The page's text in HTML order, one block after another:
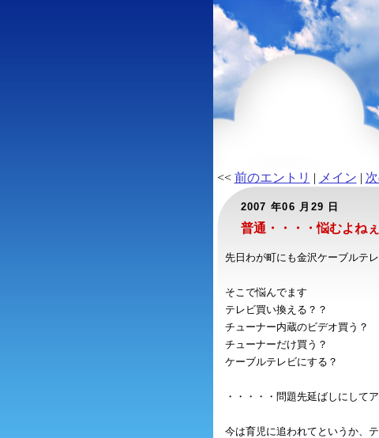
<< 前のエントリ | メイン |
2007 年06 月29 日
普通・・・・悩むよね
先日わが町にも金沢ケーブルテ
そこで悩んでます
テレビ買い換える？？
チューナー内蔵のビデオ買う？
チューナーだけ買う？
ケーブルテレビにする？
・・・・・問題先延ばしにして
今は育児に追われてというか、